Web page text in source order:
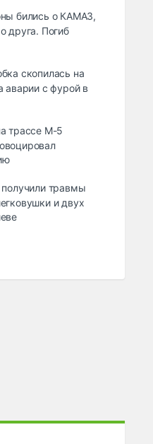
бились о КАМАЗ,
друга. Погиб
скопилась на
аварии с фурой в
трассе М-5
травмы
и двух